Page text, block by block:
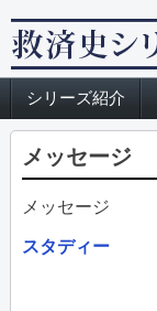
シリーズ紹介
メッセージ
メッセージ
スタディー